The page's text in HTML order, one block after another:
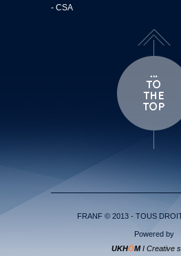
- CSA
FRANF © 2013 - TOUS
Powered by
UKHÖMI Creative